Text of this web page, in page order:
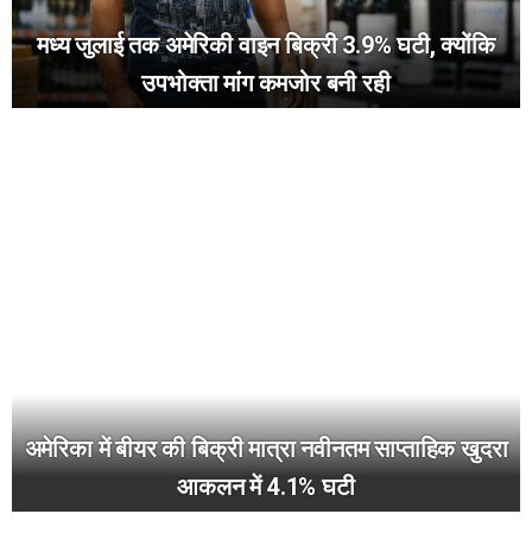
मध्य जुलाई तक अमेरिकी वाइन बिक्री 3.9% घटी, क्योंकि
उपभोक्ता मांग कमजोर बनी रही
अमेरिका में बीयर की बिक्री मात्रा नवीनतम साप्ताहिक खुदरा
आकलन में 4.1% घटी